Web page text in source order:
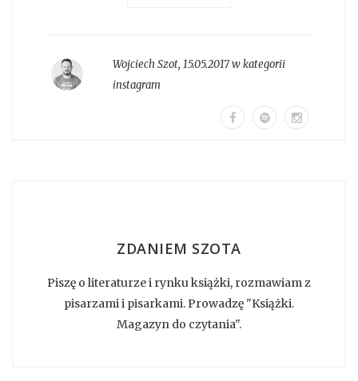
Wojciech Szot,15.05.2017 w kategorii
instagram
ZDANIEM SZOTA
Piszę o literaturze i rynku książki, rozmawiam z
pisarzami i pisarkami. Prowadzę "Książki.
Magazyn do czytania".